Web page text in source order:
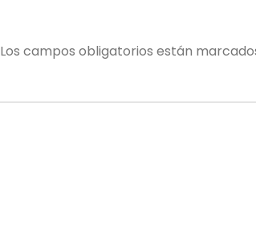
Los campos obligatorios están